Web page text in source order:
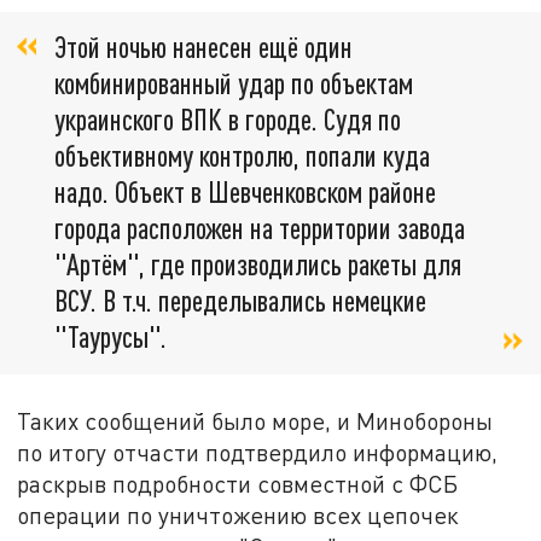
Этой ночью нанесен ещё один
комбинированный удар по объектам
украинского ВПК в городе. Судя по
объективному контролю, попали куда
надо. Объект в Шевченковском районе
города расположен на территории завода
"Артём", где производились ракеты для
ВСУ. В т.ч. переделывались немецкие
"Таурусы".
Таких сообщений было море, и Минобороны
по итогу отчасти подтвердило информацию,
раскрыв подробности совместной с ФСБ
операции по уничтожению всех цепочек